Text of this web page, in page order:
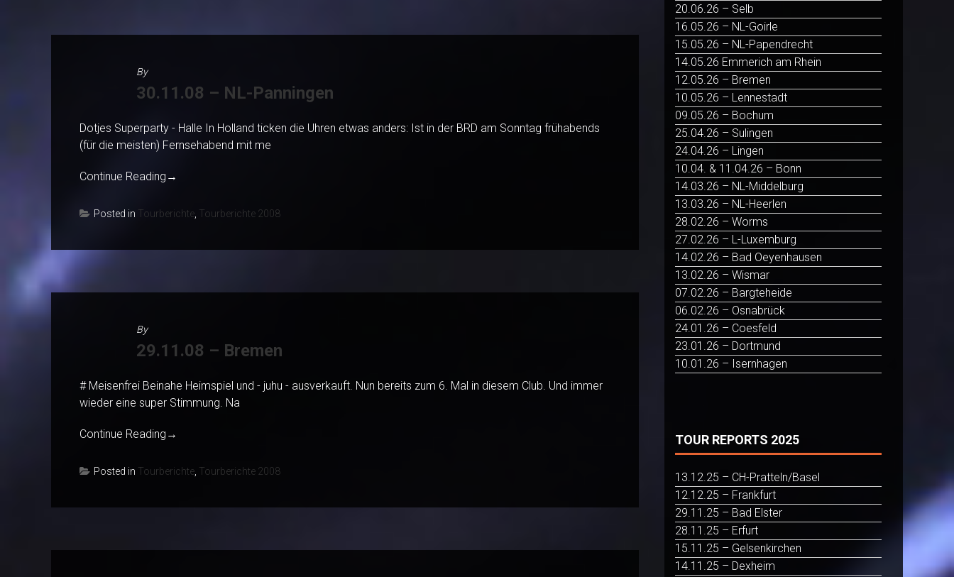
By
30.11.08 – NL-Panningen
Dotjes Superparty - Halle In Holland ticken die Uhren etwas anders: Ist in der BRD am Sonntag frühabends
(für die meisten) Fernsehabend mit me
Continue Reading →
Posted in Tourberichte, Tourberichte 2008
By
29.11.08 – Bremen
# Meisenfrei Beinahe Heimspiel und - juhu - ausverkauft. Nun bereits zum 6. Mal in diesem Club. Und immer
wieder eine super Stimmung. Na
Continue Reading →
Posted in Tourberichte, Tourberichte 2008
20.06.26 – Selb
16.05.26 – NL-Goirle
15.05.26 – NL-Papendrecht
14.05.26 Emmerich am Rhein
12.05.26 – Bremen
10.05.26 – Lennestadt
09.05.26 – Bochum
25.04.26 – Sulingen
24.04.26 – Lingen
10.04. & 11.04.26 – Bonn
14.03.26 – NL-Middelburg
13.03.26 – NL-Heerlen
28.02.26 – Worms
27.02.26 – L-Luxemburg
14.02.26 – Bad Oeyenhausen
13.02.26 – Wismar
07.02.26 – Bargteheide
06.02.26 – Osnabrück
24.01.26 – Coesfeld
23.01.26 – Dortmund
10.01.26 – Isernhagen
TOUR REPORTS 2025
13.12.25 – CH-Pratteln/Basel
12.12.25 – Frankfurt
29.11.25 – Bad Elster
28.11.25 – Erfurt
15.11.25 – Gelsenkirchen
14.11.25 – Dexheim